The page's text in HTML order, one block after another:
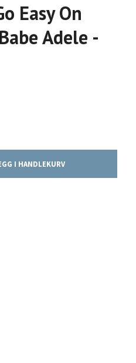
Easy On
Adele -
I HANDLEKURV